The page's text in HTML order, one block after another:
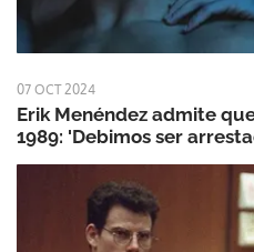
07 OCT 2024
Erik Menéndez admite
1989: 'Debimos ser